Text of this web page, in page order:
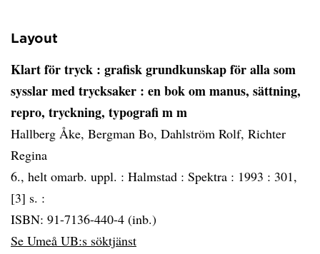
Layout
Klart för tryck : grafisk grundkunskap för alla som
sysslar med trycksaker : en bok om manus, sättning,
repro, tryckning, typografi m m
Hallberg Åke, Bergman Bo, Dahlström Rolf, Richter
Regina
6., helt omarb. uppl. : Halmstad : Spektra : 1993 : 301,
[3] s. :
ISBN: 91-7136-440-4 (inb.)
Se Umeå UB:s söktjänst